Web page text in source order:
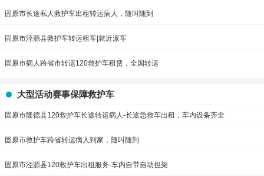
固原市长途私人救护车出租转运病人，随叫随到
固原市泾源县救护车转运租车|就近派车
固原市病人跨省市转运120救护车租赁，全国转运
大型活动赛事保障救护车
固原市隆德县120救护车长途转运病人-长途急救车出租，车内设备齐全
固原市救护车跨省转运病人到家，随叫随到
固原市泾源县120救护车出租服务-车内自带自动担架